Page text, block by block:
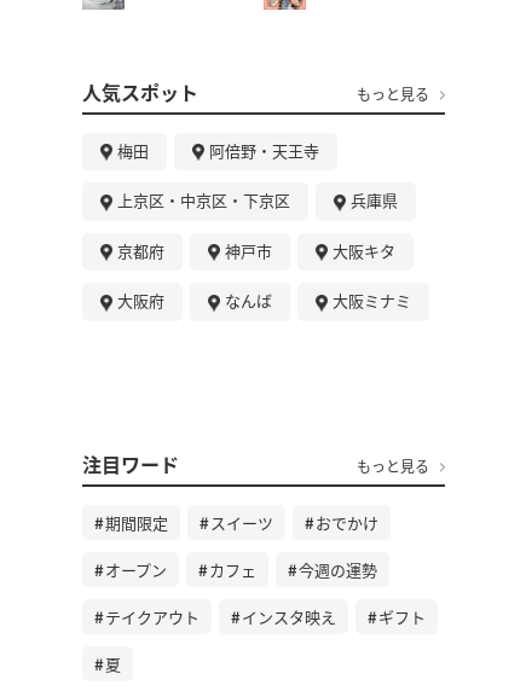
人気スポット もっと見る
梅田 阿倍野・天王寺
上京区・中京区・下京区 兵庫県
京都府 神戸市 大阪キタ
大阪府 なんば 大阪ミナミ
注目ワード もっと見る
期間限定 スイーツ おでかけ
オープン カフェ 今週の運勢
テイクアウト インスタ映え ギフト
夏